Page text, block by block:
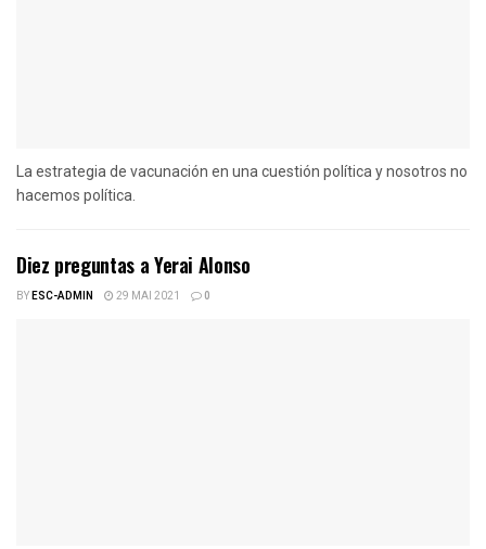
La estrategia de vacunación en una cuestión política y nosotros no
hacemos política.
Diez preguntas a Yerai Alonso
BYESC-ADMIN 29 MAI 2021 0